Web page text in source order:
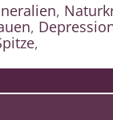
,
,
,